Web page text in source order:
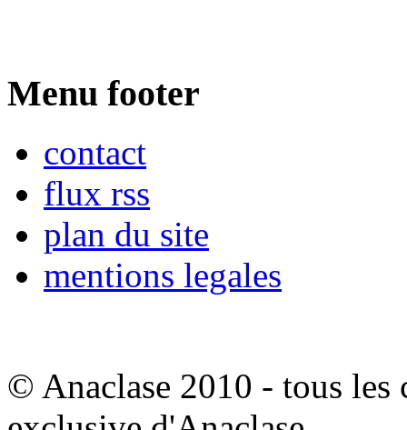
Menu footer
contact
flux rss
plan du site
mentions legales
© Anaclase 2010 - tous les